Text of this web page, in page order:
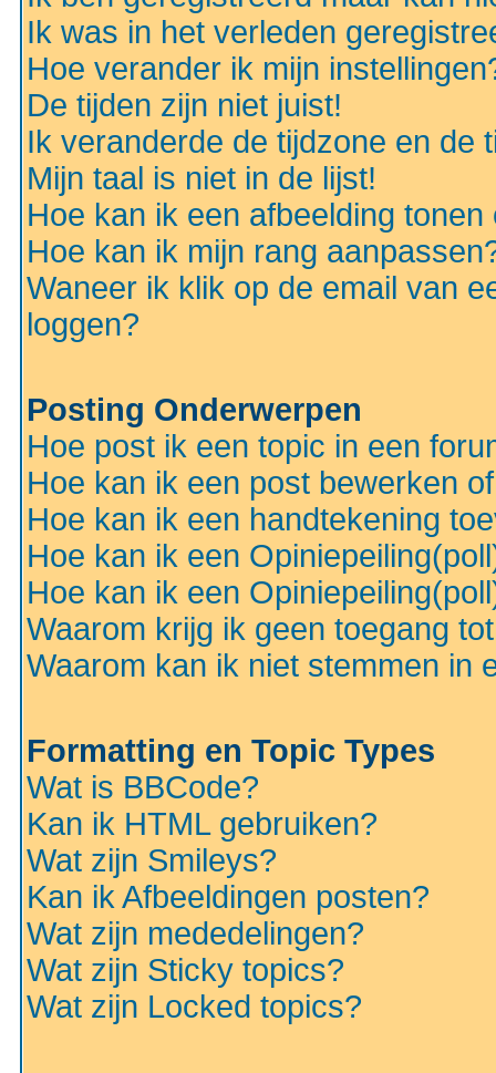
Ik was in het verleden
Hoe verander ik mijn
De tijden zijn niet juist!
Ik veranderde de tijdzone en de
Mijn taal is niet in de lijst!
Hoe kan ik een afbeelding
Hoe kan ik mijn rang
Waneer ik klik op de email van
loggen?
Posting Onderwerpen
Hoe post ik een topic in een
Hoe kan ik een post bewerken
Hoe kan ik een handtekening
Hoe kan ik een
Hoe kan ik een
Waarom krijg ik geen toegang
Waarom kan ik niet stemmen in
Formatting en Topic Types
Wat is BBCode?
Kan ik HTML gebruiken?
Wat zijn Smileys?
Kan ik Afbeeldingen posten?
Wat zijn mededelingen?
Wat zijn Sticky topics?
Wat zijn Locked topics?